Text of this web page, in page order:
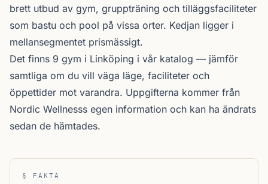
brett utbud av gym, gruppträning och tilläggsfaciliteter
som bastu och pool på vissa orter. Kedjan ligger i
mellansegmentet prismässigt.
Det finns 9 gym i Linköping i vår katalog — jämför
samtliga om du vill väga läge, faciliteter och
öppettider mot varandra. Uppgifterna kommer från
Nordic Wellnesss egen information och kan ha ändrats
sedan de hämtades.
§ FAKTA